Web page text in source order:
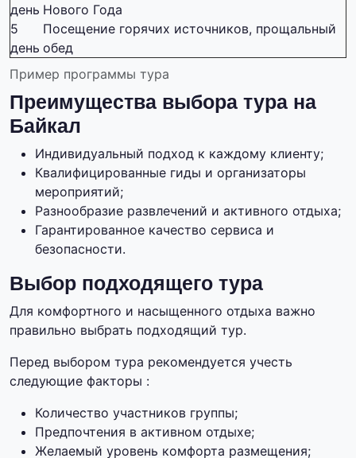
Пример программы тура
день Нового Года
5
день
Посещение горячих источников, прощальный
обед
Преимущества выбора тура на
Байкал
Индивидуальный подход к каждому клиенту;
Квалифицированные гиды и организаторы
мероприятий;
Разнообразие развлечений и активного отдыха;
Гарантированное качество сервиса и
безопасности.
Выбор подходящего тура
Для комфортного и насыщенного отдыха важно
правильно выбрать подходящий тур.
Перед выбором тура рекомендуется учесть
следующие факторы :
Количество участников группы;
Предпочтения в активном отдыхе;
Желаемый уровень комфорта размещения;